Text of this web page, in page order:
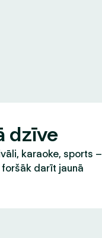
dzīve
karaoke, sports –
darīt jaunā